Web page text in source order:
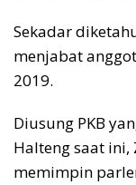
Sekadar
menjabat
2019.
Diusung PKB
Halteng saat
memimpin